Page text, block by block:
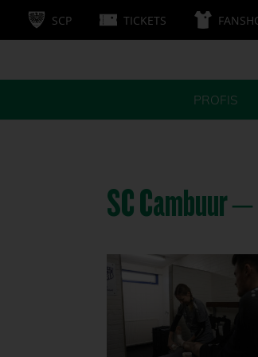
SCP TICKETS
PROFIS
SC Cambuur